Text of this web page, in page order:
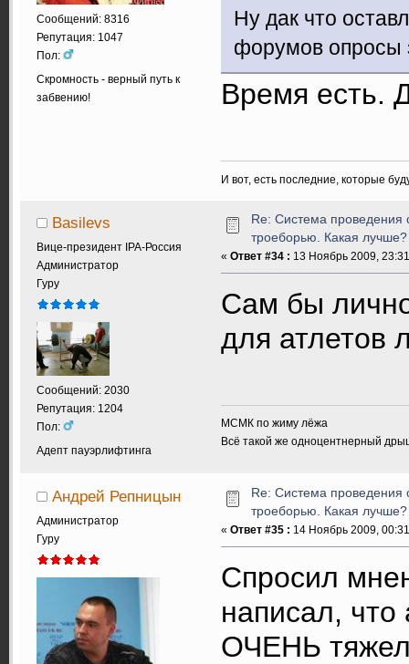
Сообщений: 8316
Репутация: 1047
Пол:
Скромность - верный путь к
забвению!
Ну дак что
форумов опросы
Время есть.
И вот, есть последние, которые
Basilevs
Вице-президент IPA-Россия
Администратор
Гуру
Сообщений: 2030
Репутация: 1204
Пол:
Адепт пауэрлифтинга
Re: Система проведения
троеборью. Какая лучше?
« Ответ #34 : 13 Ноябрь 2009,
Сам бы
для атлетов
МСМК по жиму лёжа
Всё такой же одноцентнерный
Андрей Репницын
Администратор
Гуру
Re: Система проведения
троеборью. Какая лучше?
« Ответ #35 : 14 Ноябрь 2009,
Спросил
написал, что
ОЧЕНЬ